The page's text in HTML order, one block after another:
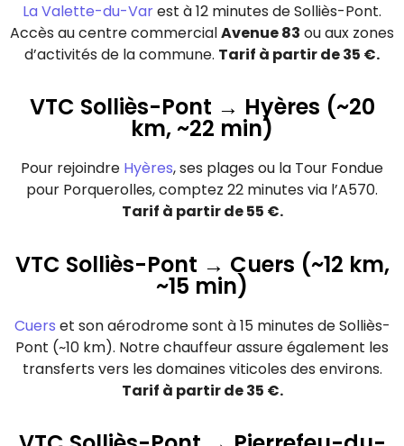
La Valette-du-Varest à 12 minutes de Solliès-Pont.
Accès au centre commercialAvenue 83 ou aux zones
d’activités de la commune. Tarif à partir de 35 €.
VTC Solliès-Pont → Hyères (~20
km, ~22 min)
Pour rejoindre Hyères, ses plages ou la Tour Fondue
pour Porquerolles, comptez 22 minutes via l’A570.
Tarif à partir de 55 €.
VTC Solliès-Pont → Cuers (~12 km,
~15 min)
Cuers et son aérodrome sont à 15 minutes de Solliès-
Pont (~10 km). Notre chauffeur assure également les
transferts vers les domaines viticoles des environs.
Tarif à partir de 35 €.